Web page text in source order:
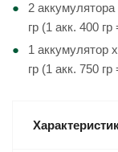
2
гр (1 акк. 400 гр
1 аккумулятор
гр (1 акк. 750 гр